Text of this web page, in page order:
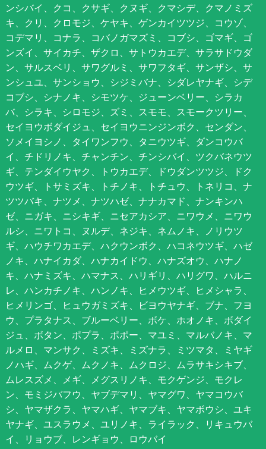
ンシバイ、クコ、クサギ、クヌギ、クマシデ、クマノミズ
キ、クリ、クロモジ、ケヤキ、ゲンカイツツジ、コウゾ、
コデマリ、コナラ、コバノガマズミ、コブシ、ゴマギ、ゴ
ンズイ、サイカチ、ザクロ、サトウカエデ、サラサドウダ
ン、サルスベリ、サワグルミ、サワフタギ、サンザシ、サ
ンシュユ、サンショウ、シジミバナ、シダレヤナギ、シデ
コブシ、シナノキ、シモツケ、ジューンベリー、シラカ
バ、シラキ、シロモジ、ズミ、スモモ、スモークツリー、
セイヨウボダイジュ、セイヨウニンジンボク、センダン、
ソメイヨシノ、タイワンフウ、タニウツギ、ダンコウバ
イ、チドリノキ、チャンチン、チンシバイ、ツクバネウツ
ギ、テンダイウヤク、トウカエデ、ドウダンツツジ、ドク
ウツギ、トサミズキ、トチノキ、トチュウ、トネリコ、ナ
ツツバキ、ナツメ、ナツハゼ、ナナカマド、ナンキンハ
ゼ、ニガキ、ニシキギ、ニセアカシア、ニワウメ、ニワウ
ルシ、ニワトコ、ヌルデ、ネジキ、ネムノキ、ノリウツ
ギ、ハウチワカエデ、ハクウンボク、ハコネウツギ、ハゼ
ノキ、ハナイカダ、ハナカイドウ、ハナズオウ、ハナノ
キ、ハナミズキ、ハマナス、ハリギリ、ハリグワ、ハルニ
レ、ハンカチノキ、ハンノキ、ヒメウツギ、ヒメシャラ、
ヒメリンゴ、ヒュウガミズキ、ビヨウヤナギ、ブナ、フヨ
ウ、プラタナス、ブルーベリー、ボケ、ホオノキ、ボダイ
ジュ、ボタン、ポプラ、ポポー、マユミ、マルバノキ、マ
ルメロ、マンサク、ミズキ、ミズナラ、ミツマタ、ミヤギ
ノハギ、ムクゲ、ムクノキ、ムクロジ、ムラサキシキブ、
ムレスズメ、メギ、メグスリノキ、モクゲンジ、モクレ
ン、モミジバフウ、ヤブデマリ、ヤマグワ、ヤマコウバ
シ、ヤマザクラ、ヤマハギ、ヤマブキ、ヤマボウシ、ユキ
ヤナギ、ユスラウメ、ユリノキ、ライラック、リキュウバ
イ、リョウブ、レンギョウ、ロウバイ